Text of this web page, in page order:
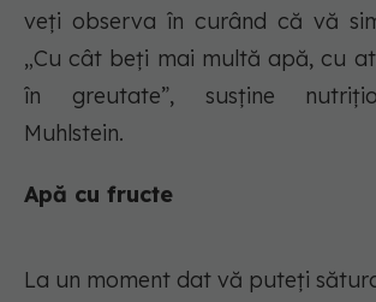
veți observa în curând că vă
„Cu cât beți mai multă apă, cu
în greutate”, susține
Muhlstein.
Apă cu fructe
La un moment dat vă puteți